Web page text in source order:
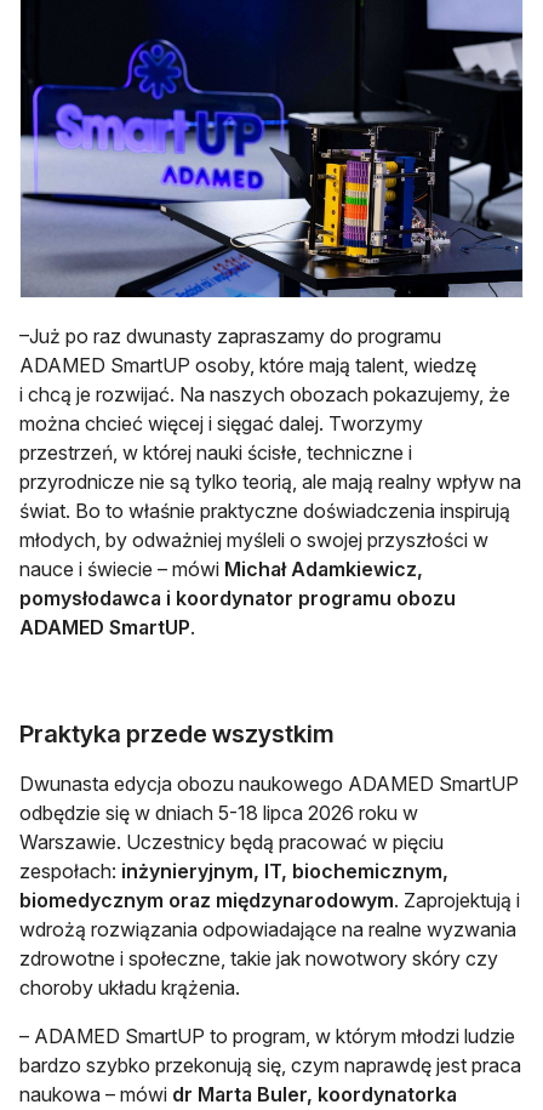
–Już po raz dwunasty zapraszamy do programu
ADAMED SmartUP osoby, które mają talent, wiedzę
i chcą je rozwijać. Na naszych obozach pokazujemy, że
można chcieć więcej i sięgać dalej. Tworzymy
przestrzeń, w której nauki ścisłe, techniczne i
przyrodnicze nie są tylko teorią, ale mają realny wpływ na
świat. Bo to właśnie praktyczne doświadczenia inspirują
młodych, by odważniej myśleli o swojej przyszłości w
nauce i świecie – mówi Michał Adamkiewicz,
pomysłodawca i koordynator programu obozu
ADAMED SmartUP.
Praktyka przede wszystkim
Dwunasta edycja obozu naukowego ADAMED SmartUP
odbędzie się w dniach 5-18 lipca 2026 roku w
Warszawie. Uczestnicy będą pracować w pięciu
zespołach: inżynieryjnym, IT, biochemicznym,
biomedycznym oraz międzynarodowym. Zaprojektują i
wdrożą rozwiązania odpowiadające na realne wyzwania
zdrowotne i społeczne, takie jak nowotwory skóry czy
choroby układu krążenia.
– ADAMED SmartUP to program, w którym młodzi ludzie
bardzo szybko przekonują się, czym naprawdę jest praca
naukowa – mówi dr Marta Buler, koordynatorka